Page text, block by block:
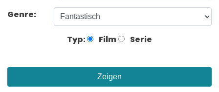
Genre:
Typ: Film Serie
Zeigen